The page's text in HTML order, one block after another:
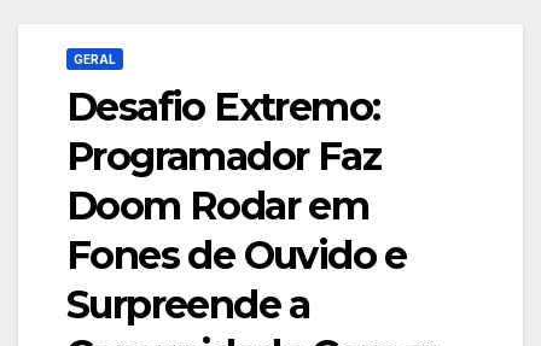
GERAL
Desafio Extremo:
Programador Faz
Doom Rodar em
Fones de Ouvido e
Surpreende a